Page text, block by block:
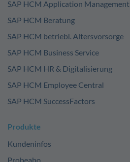
SAP HCM Application Management
SAP HCM Beratung
SAP HCM betriebl. Altersvorsorge
SAP HCM Business Service
SAP HCM HR & Digitalisierung
SAP HCM Employee Central
SAP HCM SuccessFactors
Produkte
Kundeninfos
Probeabo